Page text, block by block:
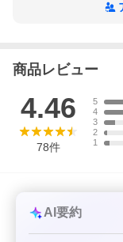
商品レビュー
4.46
78件
5
4
3
2
1
AI要約